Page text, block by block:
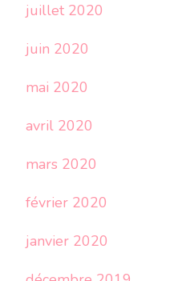
juillet 2020
juin 2020
mai 2020
avril 2020
mars 2020
février 2020
janvier 2020